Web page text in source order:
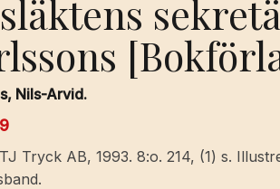
Nils-Arvid.
Tryck AB, 1993. 8:o. 214, (1) s.